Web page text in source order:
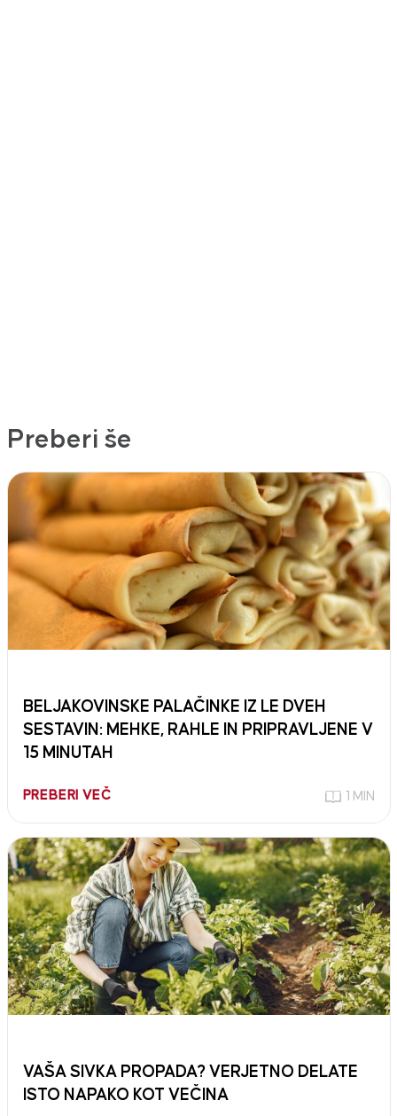
Preberi še
BELJAKOVINSKE PALAČINKE IZ LE DVEH
SESTAVIN: MEHKE, RAHLE IN PRIPRAVLJENE V
15 MINUTAH
PREBERI VEČ 1 MIN
VAŠA SIVKA PROPADA? VERJETNO DELATE
ISTO NAPAKO KOT VEČINA